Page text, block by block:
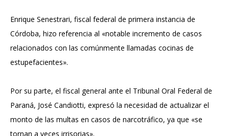
Enrique Senestrari, fiscal federal de primera instancia de
Córdoba, hizo referencia al «notable incremento de casos
relacionados con las comúnmente llamadas cocinas de
estupefacientes».
Por su parte, el fiscal general ante el Tribunal Oral Federal de
Paraná, José Candiotti, expresó la necesidad de actualizar el
monto de las multas en casos de narcotráfico, ya que «se
tornan a veces irrisorias».